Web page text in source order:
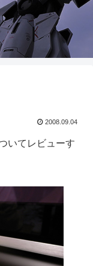
2008.09.04
いてレビューす